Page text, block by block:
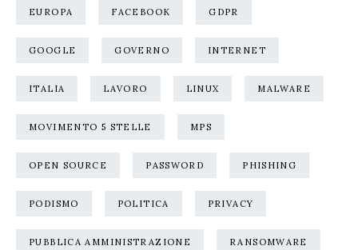
EUROPA FACEBOOK GDPR
GOOGLE GOVERNO INTERNET
ITALIA LAVORO LINUX MALWARE
MOVIMENTO 5 STELLE MPS
OPEN SOURCE PASSWORD PHISHING
PODISMO POLITICA PRIVACY
PUBBLICA AMMINISTRAZIONE RANSOMWARE